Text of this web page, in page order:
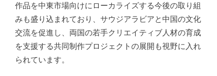
作品を中東市場向けにローカライズする今後の取り組
みも盛り込まれており、サウジアラビアと中国の文化
交流を促進し、両国の若手クリエイティブ人材の育成
を支援する共同制作プロジェクトの展開も視野に入れ
られています。